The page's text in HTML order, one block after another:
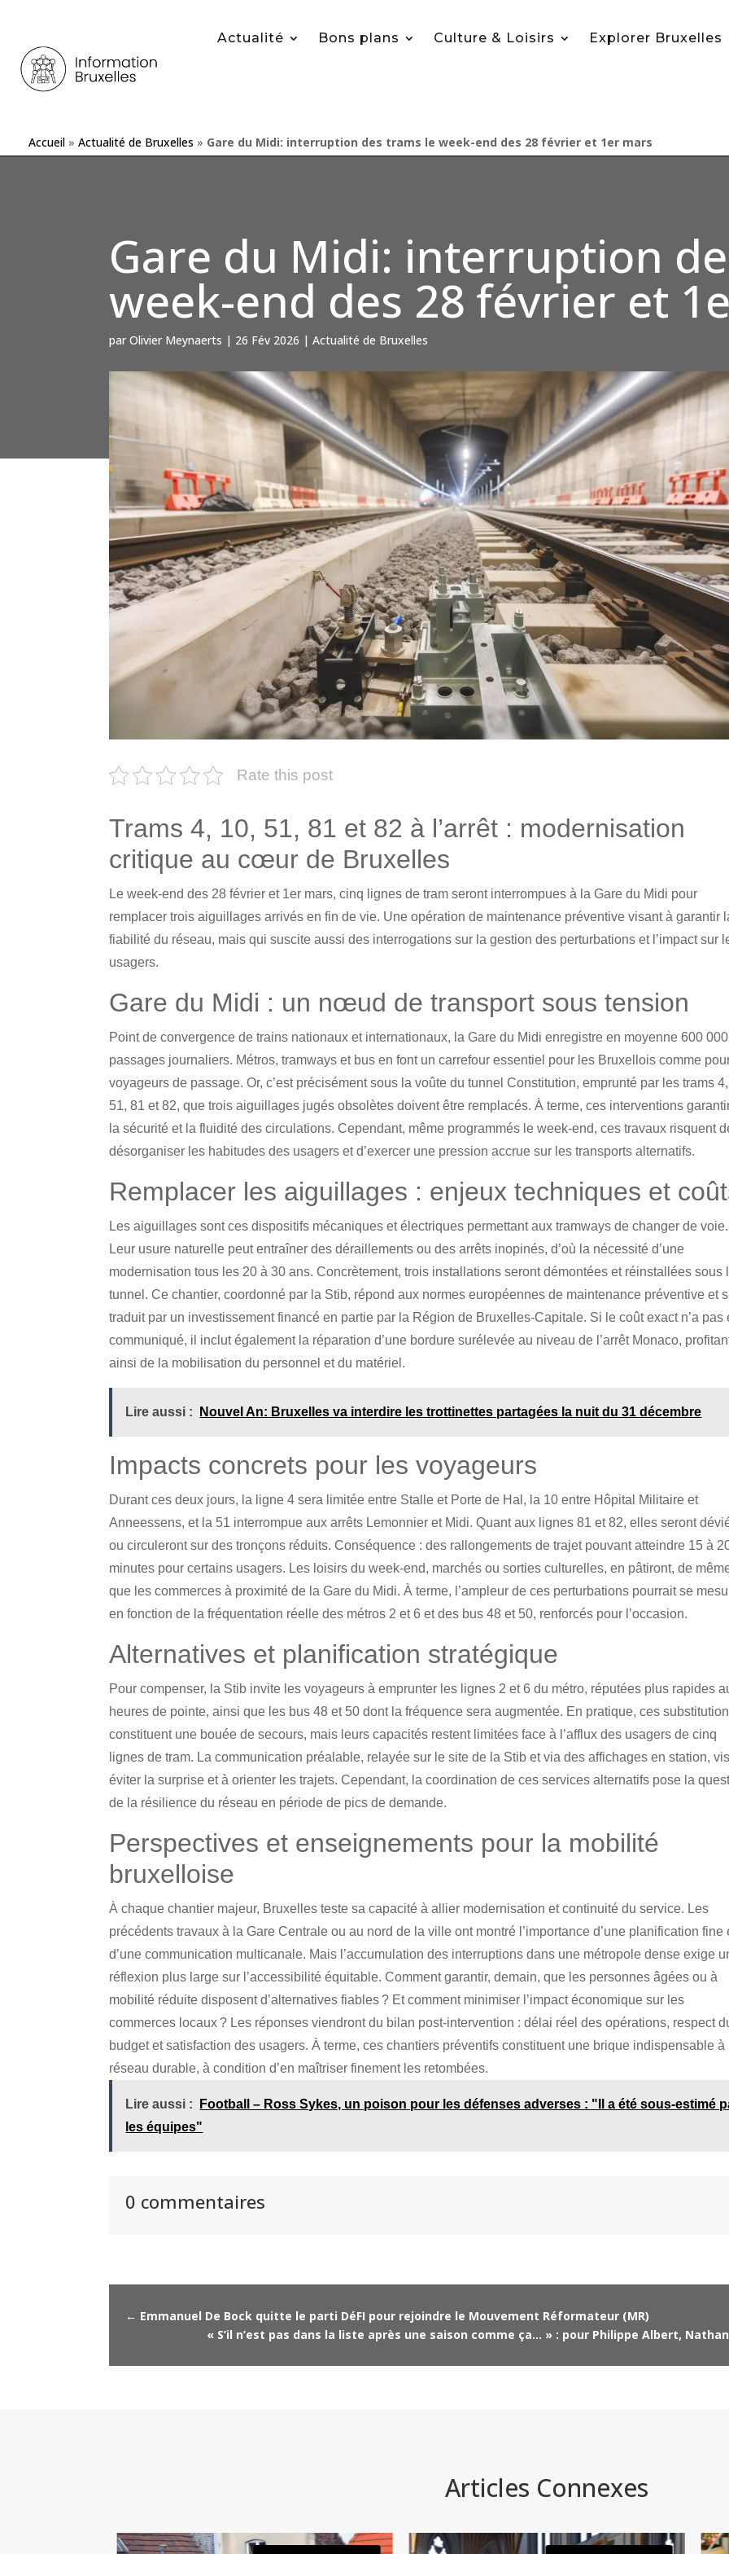
Actualité Bons plans Culture & Loisirs Explorer Bruxelles
Accueil » Actualité de Bruxelles » Gare du Midi: interruption des trams le week-end des 28 février et 1er mars
Gare du Midi: interruption
week-end des 28 février et
parOlivier Meynaerts | 26 Fév 2026 |Actualité de Bruxelles
Rate this post
Trams 4, 10, 51, 81 et 82 à l’arrêt : modernisation
critique au cœur de Bruxelles
Le week-end des 28 février et 1er mars, cinq lignes de tram seront interrompues à la Gare du Midi pour
remplacer trois aiguillages arrivés en fin de vie. Une opération de maintenance préventive visant à garantir
fiabilité du réseau, mais qui suscite aussi des interrogations sur la gestion des perturbations et l’impact sur
usagers.
Gare du Midi : un nœud de transport sous tension
Point de convergence de trains nationaux et internationaux, la Gare du Midi enregistre en moyenne 600 000
passages journaliers. Métros, tramways et bus en font un carrefour essentiel pour les Bruxellois comme
voyageurs de passage. Or, c’est précisément sous la voûte du tunnel Constitution, emprunté par les trams
51, 81 et 82, que trois aiguillages jugés obsolètes doivent être remplacés. À terme, ces interventions
la sécurité et la fluidité des circulations. Cependant, même programmés le week-end, ces travaux risquent
désorganiser les habitudes des usagers et d’exercer une pression accrue sur les transports alternatifs.
Remplacer les aiguillages : enjeux techniques et
Les aiguillages sont ces dispositifs mécaniques et électriques permettant aux tramways de changer de voie.
Leur usure naturelle peut entraîner des déraillements ou des arrêts inopinés, d’où la nécessité d’une
modernisation tous les 20 à 30 ans. Concrètement, trois installations seront démontées et réinstallées sous
tunnel. Ce chantier, coordonné par la Stib, répond aux normes européennes de maintenance préventive et
traduit par un investissement financé en partie par la Région de Bruxelles-Capitale. Si le coût exact n’a pas
communiqué, il inclut également la réparation d’une bordure surélevée au niveau de l’arrêt Monaco,
ainsi de la mobilisation du personnel et du matériel.
Lire aussi : Nouvel An: Bruxelles va interdire les trottinettes partagées la nuit du 31 décembre
Impacts concrets pour les voyageurs
Durant ces deux jours, la ligne 4 sera limitée entre Stalle et Porte de Hal, la 10 entre Hôpital Militaire et
Anneessens, et la 51 interrompue aux arrêts Lemonnier et Midi. Quant aux lignes 81 et 82, elles seront
ou circuleront sur des tronçons réduits. Conséquence : des rallongements de trajet pouvant atteindre 15 à
minutes pour certains usagers. Les loisirs du week-end, marchés ou sorties culturelles, en pâtiront, de
que les commerces à proximité de la Gare du Midi. À terme, l’ampleur de ces perturbations pourrait se
en fonction de la fréquentation réelle des métros 2 et 6 et des bus 48 et 50, renforcés pour l’occasion.
Alternatives et planification stratégique
Pour compenser, la Stib invite les voyageurs à emprunter les lignes 2 et 6 du métro, réputées plus rapides
heures de pointe, ainsi que les bus 48 et 50 dont la fréquence sera augmentée. En pratique, ces
constituent une bouée de secours, mais leurs capacités restent limitées face à l’afflux des usagers de cinq
lignes de tram. La communication préalable, relayée sur le site de la Stib et via des affichages en station,
éviter la surprise et à orienter les trajets. Cependant, la coordination de ces services alternatifs pose la
de la résilience du réseau en période de pics de demande.
Perspectives et enseignements pour la mobilité
bruxelloise
À chaque chantier majeur, Bruxelles teste sa capacité à allier modernisation et continuité du service. Les
précédents travaux à la Gare Centrale ou au nord de la ville ont montré l’importance d’une planification fine
d’une communication multicanale. Mais l’accumulation des interruptions dans une métropole dense exige
réflexion plus large sur l’accessibilité équitable. Comment garantir, demain, que les personnes âgées ou à
mobilité réduite disposent d’alternatives fiables ? Et comment minimiser l’impact économique sur les
commerces locaux ? Les réponses viendront du bilan post-intervention : délai réel des opérations, respect
budget et satisfaction des usagers. À terme, ces chantiers préventifs constituent une brique indispensable à
réseau durable, à condition d’en maîtriser finement les retombées.
Lire aussi :
Football – Ross Sykes, un poison pour les défenses adverses : "Il a été sous-estimé
les équipes"
0 commentaires
← Emmanuel De Bock quitte le parti DéFI pour rejoindre le Mouvement Réformateur (MR)
« S’il n’est pas dans la liste après une saison comme ça… » : pour Philippe Albert,
Articles Connexes